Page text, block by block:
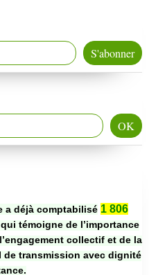
a déjà comptabilisé 1 806
témoigne de l’importance
collectif et de la
transmission avec dignité